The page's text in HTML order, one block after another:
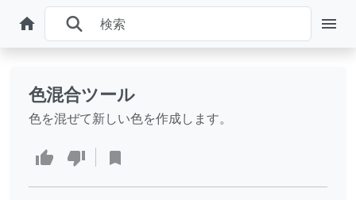
色混合ツール
色を混ぜて新しい色を作成します。